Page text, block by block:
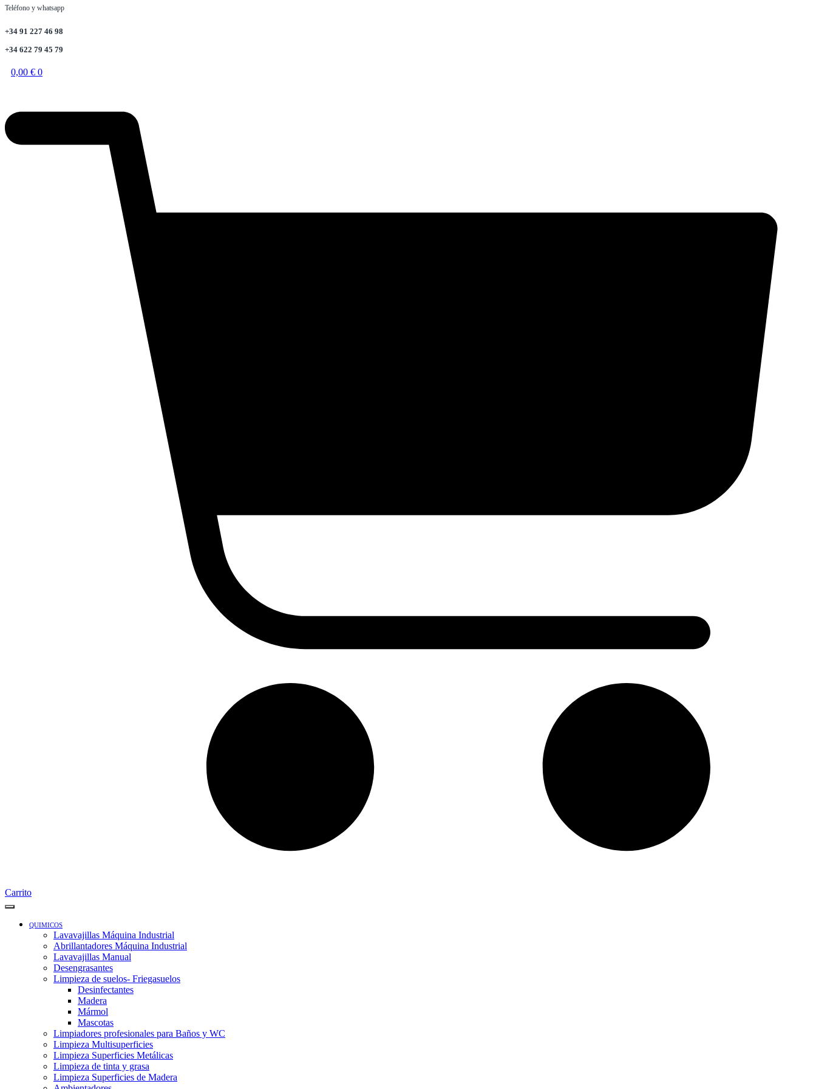
Teléfono y whatsapp
+34 91 227 46 98
+34 622 79 45 79
0,00 € 0
Carrito
QUIMICOS
Lavavajillas Máquina Industrial
Abrillantadores Máquina Industrial
Lavavajillas Manual
Desengrasantes
Limpieza de suelos- Friegasuelos
Desinfectantes
Madera
Mármol
Mascotas
Limpiadores profesionales para Baños y WC
Limpieza Multisuperficies
Limpieza Superficies Metálicas
Limpieza de tinta y grasa
Limpieza Superficies de Madera